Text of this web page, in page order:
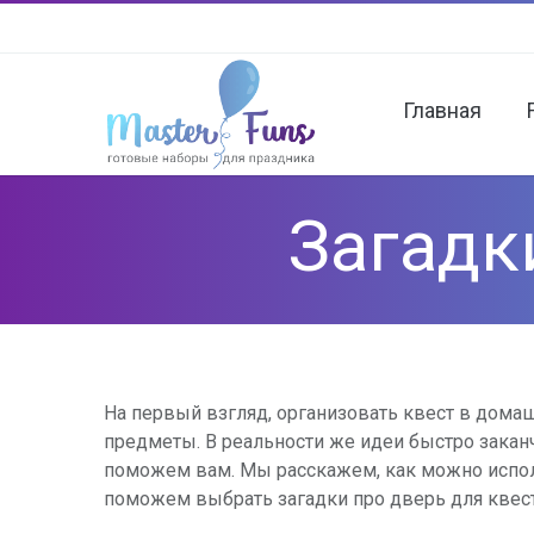
Главная
На первый взгляд, организовать квест в
предметы. В реальности же идеи быстро
поможем вам. Мы расскажем, как можно
поможем выбрать загадки про дверь для